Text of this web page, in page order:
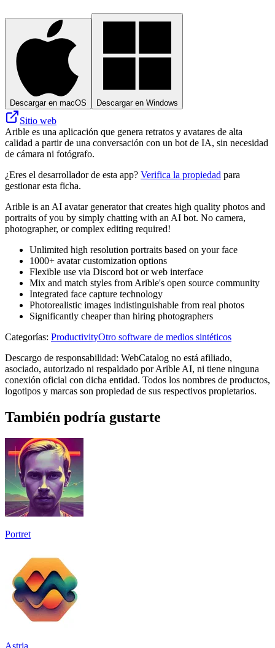
Descargar en macOS Descargar en Windows
Sitio web
Arible es una aplicación que genera retratos y avatares de alta
calidad a partir de una conversación con un bot de IA, sin necesidad
de cámara ni fotógrafo.
¿Eres el desarrollador de esta app? Verifica la propiedad para
gestionar esta ficha.
Arible is an AI avatar generator that creates high quality photos and
portraits of you by simply chatting with an AI bot. No camera,
photographer, or complex editing required!
Unlimited high resolution portraits based on your face
1000+ avatar customization options
Flexible use via Discord bot or web interface
Mix and match styles from Arible's open source community
Integrated face capture technology
Photorealistic images indistinguishable from real photos
Significantly cheaper than hiring photographers
Categorías: ProductivityOtro software de medios sintéticos
Descargo de responsabilidad: WebCatalog no está afiliado,
asociado, autorizado ni respaldado por Arible AI, ni tiene ninguna
conexión oficial con dicha entidad. Todos los nombres de productos,
logotipos y marcas son propiedad de sus respectivos propietarios.
También podría gustarte
Portret
Astria